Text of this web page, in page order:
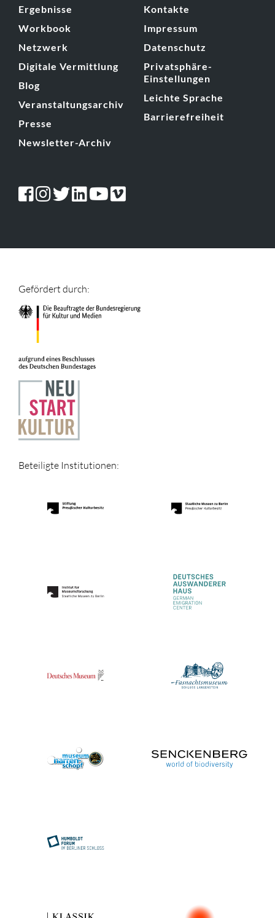
Ergebnisse
Workbook
Netzwerk
Digitale Vermittlung
Blog
Veranstaltungsarchiv
Presse
Newsletter-Archiv
Kontakte
Impressum
Datenschutz
Privatsphäre-
Einstellungen
Leichte Sprache
Barrierefreiheit
Gefördert durch:
Beteiligte Institutionen: